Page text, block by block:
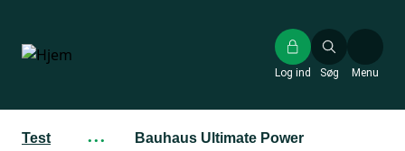
hovedindhold
Søg
Log ind Menu
Test ··· Bauhaus Ultimate Power